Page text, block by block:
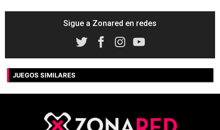
Sigue a Zonared en redes
JUEGOS SIMILARES